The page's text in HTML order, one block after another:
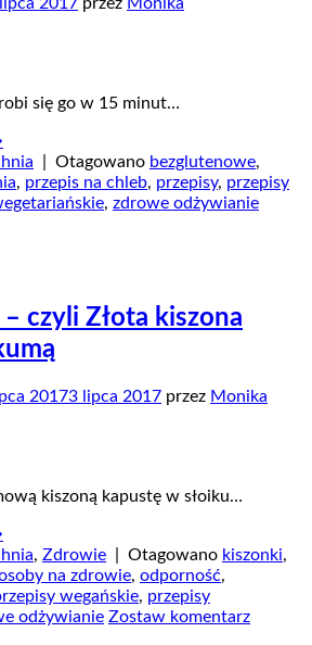
się go w 15 minut…
Otagowano bezglutenowe,
, przepis na chleb, przepisy, przepisy
, zdrowe odżywianie
czyli Złota kiszona
20173 lipca 2017 przez Monika
kiszoną kapustę w słoiku…
, Zdrowie Otagowano kiszonki,
na zdrowie, odporność,
wegańskie, przepisy
odżywianie Zostaw komentarz